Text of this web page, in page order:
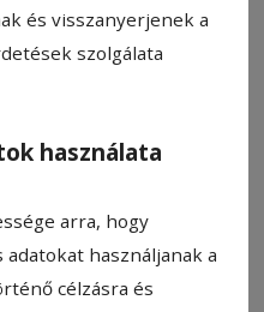
és visszanyerjenek a
szolgálata
használata
arra, hogy
használjanak a
célzásra és